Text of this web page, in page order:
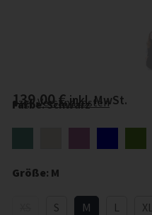
139,00€inkl. MwSt.
zzgl.Versandkosten
Größe: M
S M L XL
Farbe:Schwarz